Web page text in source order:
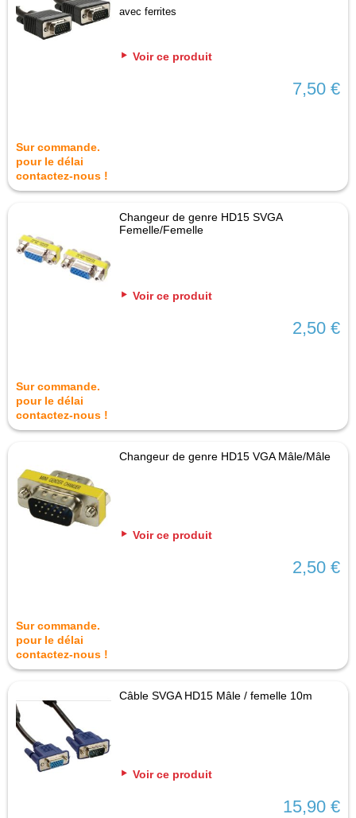
avec ferrites
Voir ce produit
7,50 €
Sur commande.
pour le délai
contactez-nous !
Changeur de genre HD15 SVGA
Femelle/Femelle
Voir ce produit
2,50 €
Sur commande.
pour le délai
contactez-nous !
Changeur de genre HD15 VGA Mâle/Mâle
Voir ce produit
2,50 €
Sur commande.
pour le délai
contactez-nous !
Câble SVGA HD15 Mâle / femelle 10m
Voir ce produit
15,90 €